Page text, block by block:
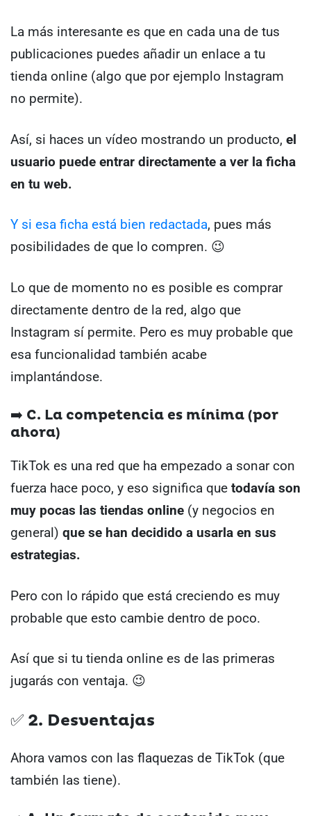
La más interesante es que en cada una de tus
publicaciones puedes añadir un enlace a tu
tienda online (algo que por ejemplo Instagram
no permite).
Así, si haces un vídeo mostrando un producto, el
usuario puede entrar directamente a ver la ficha
en tu web.
Y si esa ficha está bien redactada, pues más
posibilidades de que lo compren. 😉
Lo que de momento no es posible es comprar
directamente dentro de la red, algo que
Instagram sí permite. Pero es muy probable que
esa funcionalidad también acabe
implantándose.
➡️ C. La competencia es mínima (por
ahora)
TikTok es una red que ha empezado a sonar con
fuerza hace poco, y eso significa que todavía son
muy pocas las tiendas online (y negocios en
general) que se han decidido a usarla en sus
estrategias.
Pero con lo rápido que está creciendo es muy
probable que esto cambie dentro de poco.
Así que si tu tienda online es de las primeras
jugarás con ventaja. 😉
✅ 2. Desventajas
Ahora vamos con las flaquezas de TikTok (que
también las tiene).